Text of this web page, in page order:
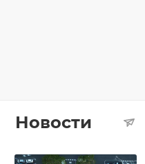
Новости